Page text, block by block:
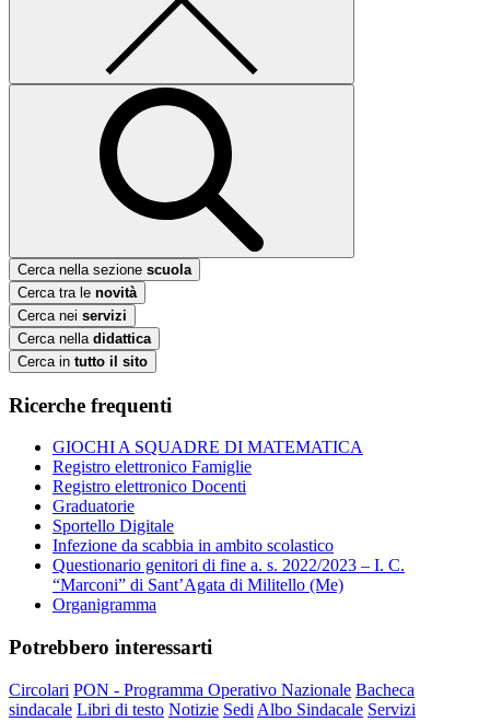
Cerca nella sezione scuola
Cerca tra le novità
Cerca nei servizi
Cerca nella didattica
Cerca in tutto il sito
Ricerche frequenti
GIOCHI A SQUADRE DI MATEMATICA
Registro elettronico Famiglie
Registro elettronico Docenti
Graduatorie
Sportello Digitale
Infezione da scabbia in ambito scolastico
Questionario genitori di fine a. s. 2022/2023 – I. C.
“Marconi” di Sant’Agata di Militello (Me)
Organigramma
Potrebbero interessarti
Circolari PON - Programma Operativo Nazionale Bacheca
sindacale Libri di testo Notizie Sedi Albo Sindacale Servizi